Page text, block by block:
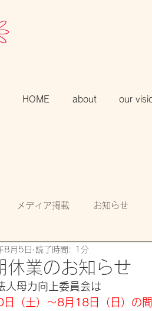
HOME about our
メディア掲載 お知らせ
き 開催告知
休業のお知らせ
8月5日 読了時間: 1分
人母力向上委員会は
（土）～8月18日（日）の